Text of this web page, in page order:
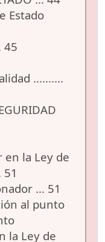
Estado
45
..........
en la Ley de
... 51
al punto
la Ley de